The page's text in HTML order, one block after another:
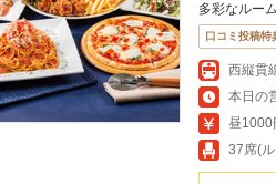
多彩なルー
口コミ投稿特
西縦貫
本日の
昼
37席(